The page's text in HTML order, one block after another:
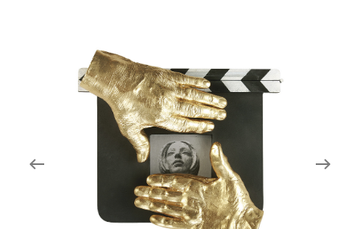
Aktuality
Zlín Film Festival